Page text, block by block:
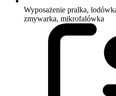
Wyposażenie pralka,
zmywarka, mikrofalówka